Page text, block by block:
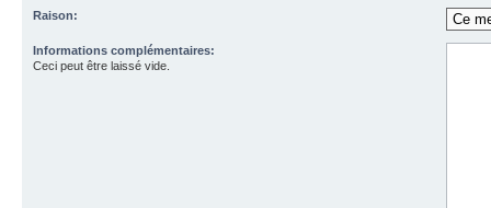
Raison:
Informations complémentaires:
Ceci peut être laissé vide.